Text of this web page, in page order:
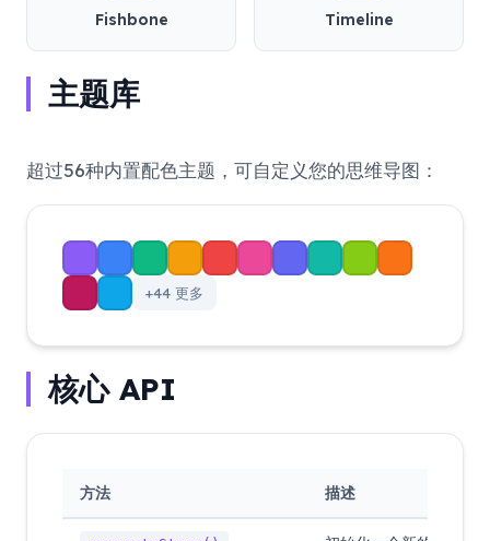
Fishbone Timeline
主题库
超过56种内置配色主题，可自定义您的思维导图：
+44 更多
核心 API
方法 描述